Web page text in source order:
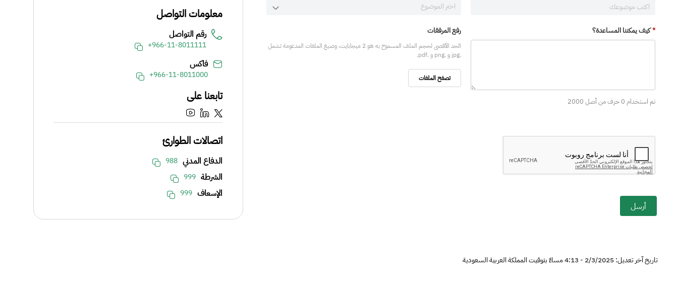
كيف يمكننا المساعدة؟
تم استخدام 0 حرف من أصل 2000
رفع المرفقات
الحد الأقصى لحجم الملف المسموح به هو 2 ميجابايت، وصيغ الملفات المدعومة تشمل
.jpg و .png و .pdf.
تصفح الملفات
أرسل
معلومات التواصل
رقم التواصل
+966-11-8011111
فاكس
+966-11-8011000
تابعنا على
اتصالات الطوارئ
الدفاع المدني 988
الشرطة 999
الإسعاف 999
تاريخ آخر تعديل: 2/3/2025 - 4:13 مساءً بتوقيت المملكة العربية السعودية